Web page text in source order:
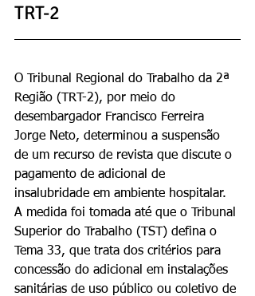
TRT-2
O Tribunal Regional do Trabalho da 2ª
Região (TRT-2), por meio do
desembargador Francisco Ferreira
Jorge Neto, determinou a suspensão
de um recurso de revista que discute o
pagamento de adicional de
insalubridade em ambiente hospitalar.
A medida foi tomada até que o Tribunal
Superior do Trabalho (TST) defina o
Tema 33, que trata dos critérios para
concessão do adicional em instalações
sanitárias de uso público ou coletivo de